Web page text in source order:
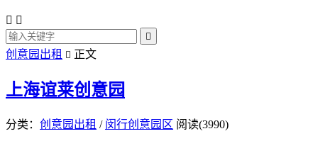
 

创意园出租  正文
上海谊莱创意园
分类： 创意园出租 / 闵行创意园区 阅读(3990)